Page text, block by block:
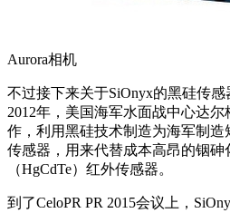
Aurora相机
不过接下来关于SiOnyx的黑硅传感
2012年，美国海军水面战中心达
作，利用黑硅技术制造为海军制
传感器，用来代替成本高昂的铟砷
（HgCdTe）红外传感器。
到了CeloPR PR 2015会议上，